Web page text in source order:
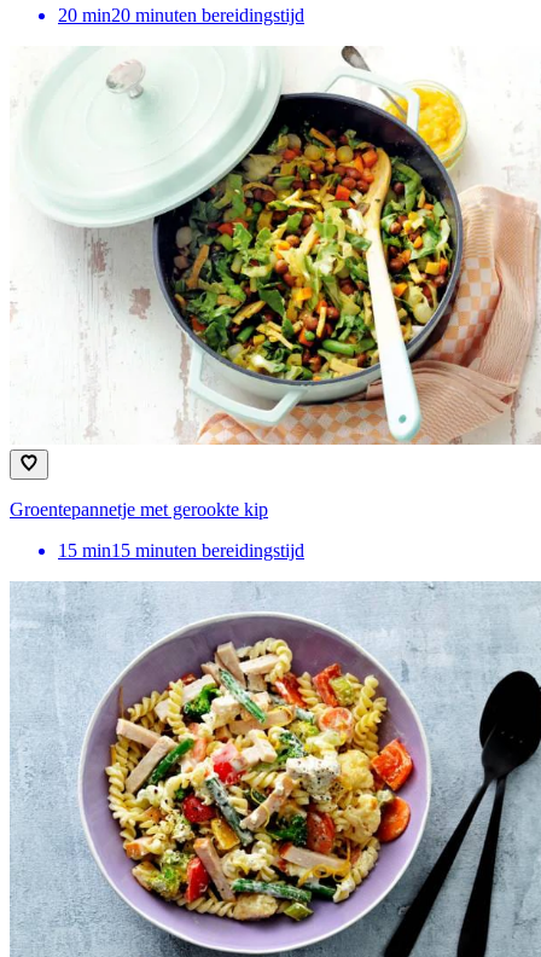
20 min20 minuten bereidingstijd
Groentepannetje met gerookte kip
15 min15 minuten bereidingstijd